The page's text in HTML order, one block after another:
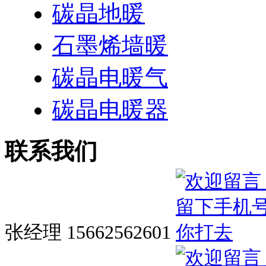
碳晶地暖
石墨烯墙暖
碳晶电暖气
碳晶电暖器
联系我们
张经理 15662562601